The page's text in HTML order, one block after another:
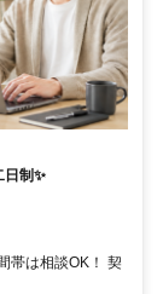
制✨
帯は相談OK！ 契